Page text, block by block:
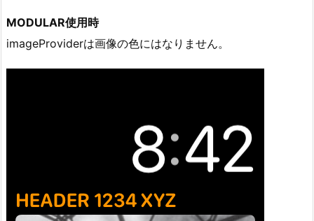
MODULAR使用時
imageProviderは画像の色にはなりません。